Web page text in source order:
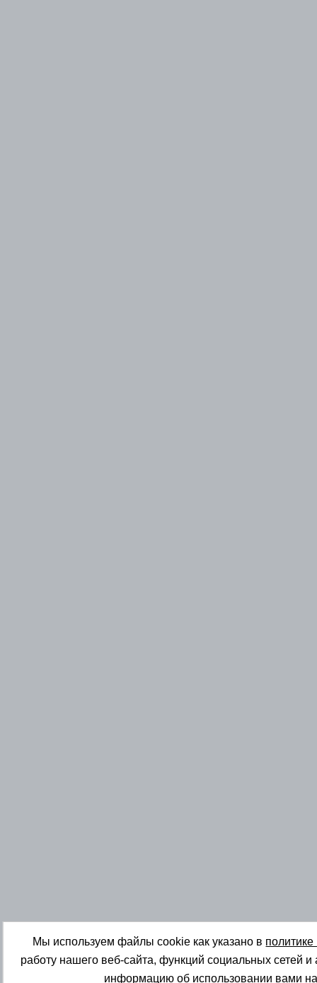
Мы используем файлы cookie как указано в
работу нашего веб-сайта, функций социальных сетей
информацию об использовании вами